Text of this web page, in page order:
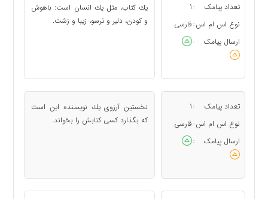
تعداد پیامک :
1
نوع اس ام اس : فارسی
ارسال پیامک
:
یك كتاب، مثل یك انسان است: باهوش
و كودن، دلیر و ترسو، زیبا و زشت.
تعداد پیامک :
1
نوع اس ام اس : فارسی
ارسال پیامک
:
نخستین آرزوی یك نویسنده این است
كه بگذارد كسی كتابش را بخواند.